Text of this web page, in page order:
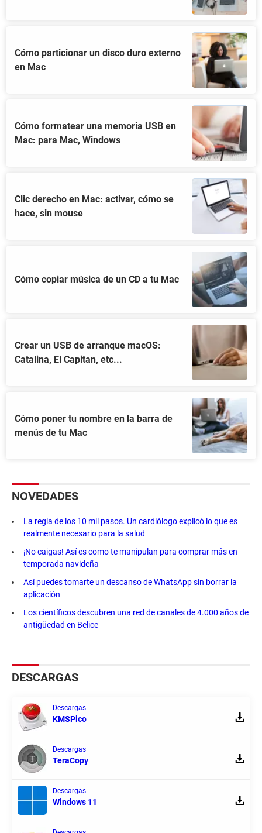
Cómo particionar un disco duro externo
en Mac
Cómo formatear una memoria USB en
Mac: para Mac, Windows
Clic derecho en Mac: activar, cómo se
hace, sin mouse
Cómo copiar música de un CD a tu Mac
Crear un USB de arranque macOS:
Catalina, El Capitan, etc...
Cómo poner tu nombre en la barra de
menús de tu Mac
NOVEDADES
La regla de los 10 mil pasos. Un cardiólogo explicó lo que es
realmente necesario para la salud
¡No caigas! Así es como te manipulan para comprar más en
temporada navideña
Así puedes tomarte un descanso de WhatsApp sin borrar la
aplicación
Los científicos descubren una red de canales de 4.000 años de
antigüedad en Belice
DESCARGAS
Descargas
KMSPico
Descargas
TeraCopy
Descargas
Windows 11